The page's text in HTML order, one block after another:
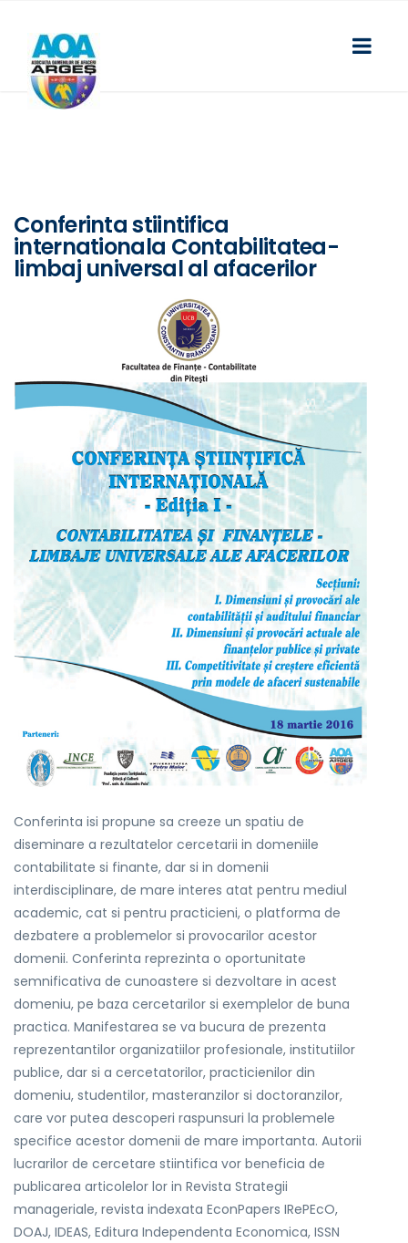
Conferinta stiintifica
internationala Contabilitatea-
limbaj universal al afacerilor
Conferinta isi propune sa creeze un spatiu de
diseminare a rezultatelor cercetarii in domeniile
contabilitate si finante, dar si in domenii
interdisciplinare, de mare interes atat pentru mediul
academic, cat si pentru practicieni, o platforma de
dezbatere a problemelor si provocarilor acestor
domenii. Conferinta reprezinta o oportunitate
semnificativa de cunoastere si dezvoltare in acest
domeniu, pe baza cercetarilor si exemplelor de buna
practica. Manifestarea se va bucura de prezenta
reprezentantilor organizatiilor profesionale, institutiilor
publice, dar si a cercetatorilor, practicienilor din
domeniu, studentilor, masteranzilor si doctoranzilor,
care vor putea descoperi raspunsuri la problemele
specifice acestor domenii de mare importanta. Autorii
lucrarilor de cercetare stiintifica vor beneficia de
publicarea articolelor lor in Revista Strategii
manageriale, revista indexata EconPapers IRePEcO,
DOAJ, IDEAS, Editura Independenta Economica, ISSN